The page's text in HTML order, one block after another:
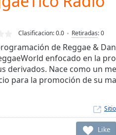
Clasificacion:0.0 Retiradas:0
de Reggae &
enfocado en la
derivados. Nace como un
para la promoción de su
Like